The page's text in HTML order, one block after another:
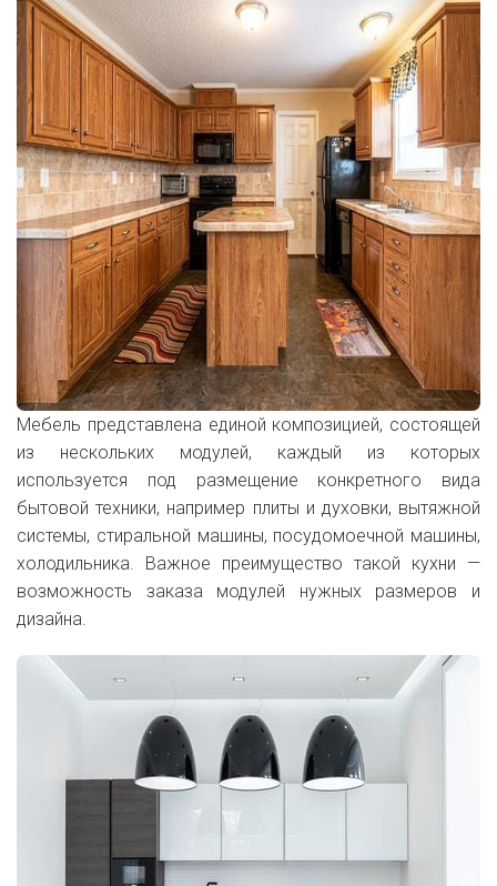
Мебель представлена единой композицией, состоящей
из нескольких модулей, каждый из которых
используется под размещение конкретного вида
бытовой техники, например плиты и духовки, вытяжной
системы, стиральной машины, посудомоечной машины,
холодильника. Важное преимущество такой кухни —
возможность заказа модулей нужных размеров и
дизайна.